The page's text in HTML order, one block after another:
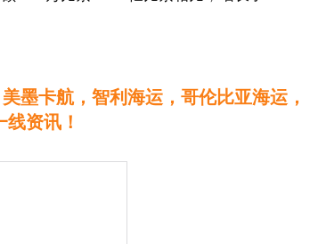
墨卡航，智利海运，哥伦比亚海运，
资讯！